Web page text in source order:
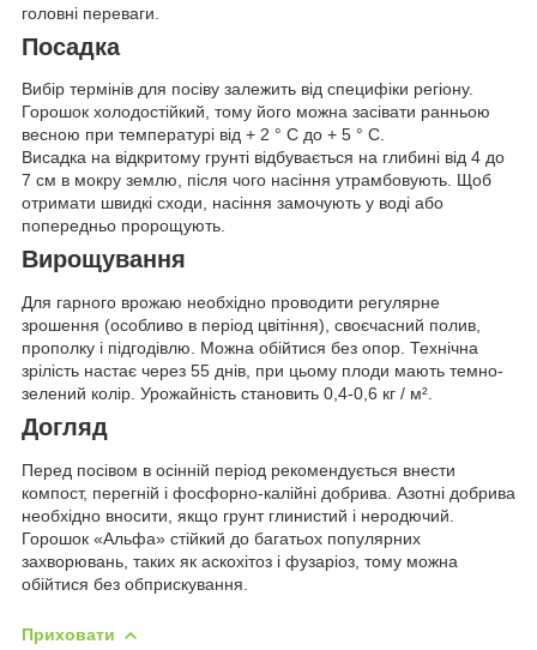
головні переваги.
Посадка
Вибір термінів для посіву залежить від специфіки регіону.
Горошок холодостійкий, тому його можна засівати ранньою
весною при температурі від + 2 ° C до + 5 ° C.
Висадка на відкритому грунті відбувається на глибині від 4 до
7 см в мокру землю, після чого насіння утрамбовують. Щоб
отримати швидкі сходи, насіння замочують у воді або
попередньо пророщують.
Вирощування
Для гарного врожаю необхідно проводити регулярне
зрошення (особливо в період цвітіння), своєчасний полив,
прополку і підгодівлю. Можна обійтися без опор. Технічна
зрілість настає через 55 днів, при цьому плоди мають темно-
зелений колір. Урожайність становить 0,4-0,6 кг / м².
Догляд
Перед посівом в осінній період рекомендується внести
компост, перегній і фосфорно-калійні добрива. Азотні добрива
необхідно вносити, якщо грунт глинистий і неродючий.
Горошок «Альфа» стійкий до багатьох популярних
захворювань, таких як аскохітоз і фузаріоз, тому можна
обійтися без обприскування.
Приховати